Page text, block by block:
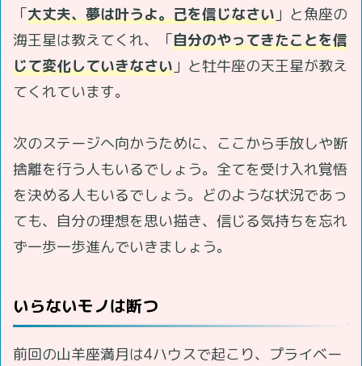
「大丈夫、夢は叶うよ。己を信じなさい 」と魚座の
海王星は教えてくれ、「自分のやってきたことを信
じて変化していきなさい 」と牡牛座の天王星が教え
てくれています。
次のステージへ向かうために、ここから手放しや断
捨離を行う人もいるでしょう。全てを受け入れ覚悟
を決める人もいるでしょう。どのような状況であっ
ても、自分の理想を思い描き、信じる気持ちを忘れ
ず一歩一歩進んでいきましょう。
いらないモノは断つ
前回の山羊座満月は4ハウスで起こり、プライベー